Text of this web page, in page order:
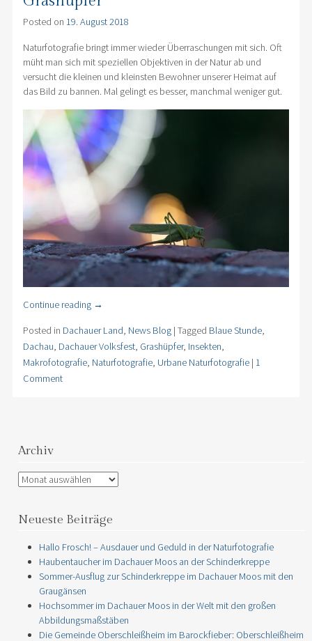
Posted on 19. August 2018
Naturfotografie bringt immer wieder Überraschungen mit sich. Oft
müht man sich mit speziellen Objektiven in der Natur ab und
versucht die kleinen und kleinsten Bewohner unserer Heimat auf
das Bild zu bannen. Mal gelingt es besser, manchmal weniger gut.
Continue reading →
Posted in Dachauer Land, News Blog | Tagged Blaue Stunde,
Dachau, Dachauer Volksfest, Grashüpfer, Insekten,
Makrofotografie, Naturfotografie, Urbane Naturfotografie | 1
Comment
Archiv
Archiv
Neueste Beiträge
Hallo Frosch! – Ausdauer und Geduld in der Naturfotografie
Haubentaucher im Dachauer Moos an der Schinderkreppe
Sommer-Ausflug zur Schinderkreppe im Dachauer Moos mit den
Graugänsen
Hochsommer im Dachauer Moos in der Welt mit den großen
Abbildungsmaßstäben
Die Gemeinde Oberschleißheim im Barockfieber: Oberschleißheim